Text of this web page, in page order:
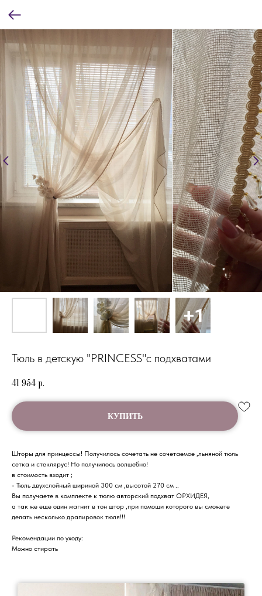
Тюль в детскую "PRINCESS"с подхватами
41 954 р.
КУПИТЬ
Шторы для принцессы! Получилось сочетать не сочетаемое ,льняной тюль
сетка и стеклярус! Но получилось волшебно!
в стоимость входит ;
- Тюль двухслойный шириной 300 см ,высотой 270 см ..
Вы получаете в комплекте к тюлю авторский подхват ОРХИДЕЯ,
а так же еще один магнит в тон штор ,при помощи которого вы сможете
делать несколько драпировок тюля!!!
Рекомендации по уходу:
Можно стирать